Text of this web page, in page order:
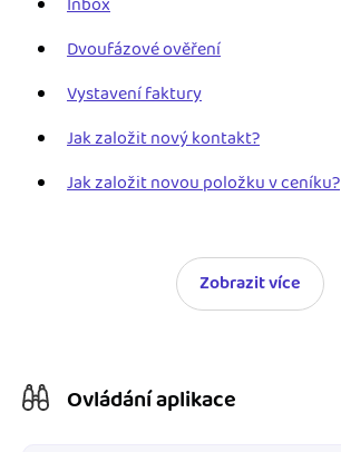
Spřátelené účetní
Jak se vyznat ve fakturaci
BlogDvoufázové ověření
Vystavení faktury
Jak založit nový kontakt?
Jak založit novou položku v ceníku?
Zobrazit více
Ovládání aplikace